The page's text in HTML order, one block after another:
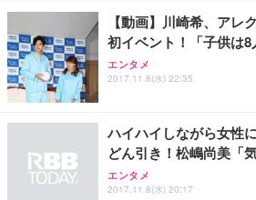
ョン PCチェア 通気性メッ
務用 おしゃれ パソコンチ
Sezlife オフィスチェア デ
ワーク チェア 強化バックレ
能 人間工学 椅子 腰サポー
務用 おしゃれ パソコンチ
ANDWINT オフィスチェア
ッシュ 通気性 ランバーサ
ス圧無段階昇降 360度回転
【整備済み品】Dell
ー フルHD（1920×1080）
ort/VGA スピーカー内蔵 高
【MiniLED/24.5inch/
HOOTER Gaming Monitor
グモニター QD 24.5インチ
Smart Basic(スマートベー
限定】 Smart Basic アイリ
超厚型 お徳用 ワイド 100枚
アイリスオーヤマ ペットシ
ュラー 200枚入【
【動画】川崎希、アレ
初イベント！「子供は8
エンタメ
2017.11.8(水) 22:35
ハイハイしながら女性
どん引き！松嶋尚美「
エンタメ
2017.11.8(水) 20:17